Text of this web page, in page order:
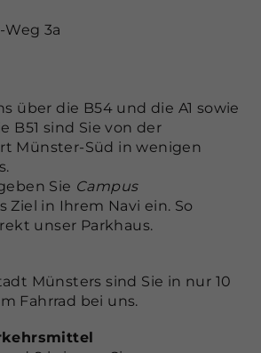
3a
über die B54 und die A1 sowie
B51 sind Sie von der
Münster-Süd in wenigen
Sie Campus
Ziel in Ihrem Navi ein. So
unser Parkhaus.
Münsters sind Sie in nur 10
Fahrrad bei uns.